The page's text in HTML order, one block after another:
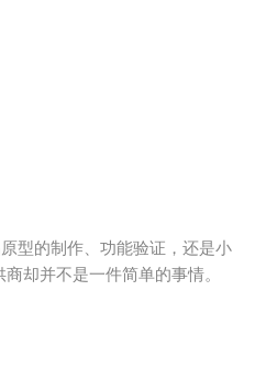
型的制作、功能验证，还是小
商却并不是一件简单的事情。